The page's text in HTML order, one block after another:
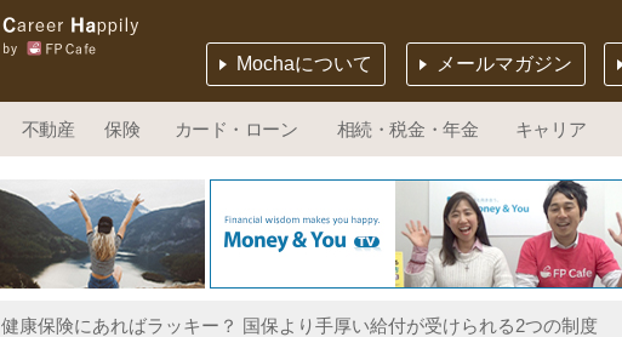
メールマガジン
Mochaについて
不動産 保険 カード・ローン 相続・税金・年金 キャリア
健康保険にあればラッキー？ 国保より手厚い給付が受けられる2つの制度